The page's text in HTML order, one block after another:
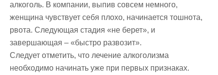
алкоголь. В компании, выпив совсем немного,
женщина чувствует себя плохо, начинается тошнота,
рвота. Следующая стадия «не берет», и
завершающая – «быстро развозит».
Следует отметить, что лечение алкоголизма
необходимо начинать уже при первых признаках.